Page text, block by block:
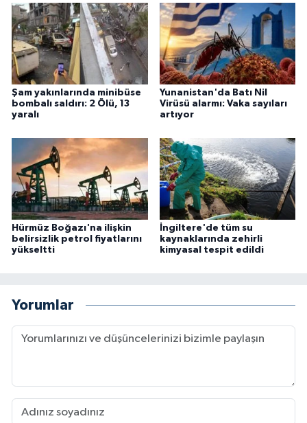
Şam yakınlarında minibüse
bombalı saldırı: 2 Ölü, 13
yaralı
Yunanistan'da Batı Nil
Virüsü alarmı: Vaka sayıları
artıyor
Hürmüz Boğazı'na ilişkin
belirsizlik petrol fiyatlarını
yükseltti
İngiltere'de tüm su
kaynaklarında zehirli
kimyasal tespit edildi
Yorumlar